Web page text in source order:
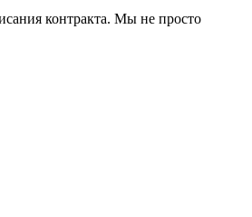
контракта. Мы не просто